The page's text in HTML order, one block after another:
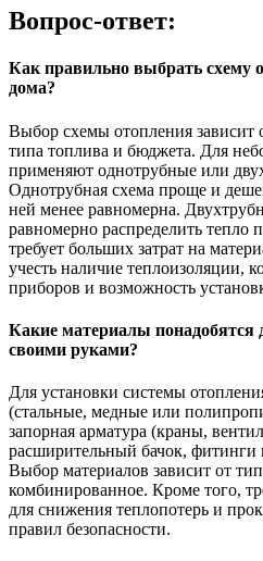
Вопрос-ответ:
Как правильно выбрать схему
дома?
Выбор схемы отопления зависит
типа топлива и бюджета. Для
применяют однотрубные или
Однотрубная схема проще и
ней менее равномерна.
равномерно распределить тепло
требует больших затрат на
учесть наличие теплоизоляции,
приборов и возможность
Какие материалы понадобятся
своими руками?
Для установки системы
(стальные, медные или
запорная арматура (краны,
расширительный бачок,
Выбор материалов зависит от
комбинированное. Кроме того,
для снижения теплопотерь и
правил безопасности.